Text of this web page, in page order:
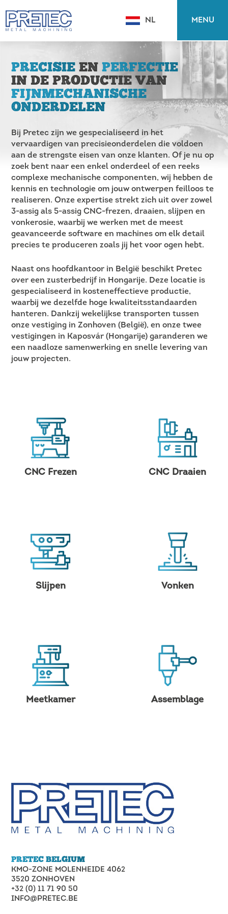
NL MENU
PRECISIE ENPERFECTIE
IN DE PRODUCTIE VAN
FIJNMECHANISCHE
ONDERDELEN
Bij Pretec zijn we gespecialiseerd in het
vervaardigen van precisieonderdelen die voldoen
aan de strengste eisen van onze klanten. Of je nu op
zoek bent naar een enkel onderdeel of een reeks
complexe mechanische componenten, wij hebben de
kennis en technologie om jouw ontwerpen feilloos te
realiseren. Onze expertise strekt zich uit over zowel
3-assig als 5-assig CNC-frezen, draaien, slijpen en
vonkerosie, waarbij we werken met de meest
geavanceerde software en machines om elk detail
precies te produceren zoals jij het voor ogen hebt.
Naast ons hoofdkantoor in België beschikt Pretec
over een zusterbedrijf in Hongarije. Deze locatie is
gespecialiseerd in kosteneffectieve productie,
waarbij we dezelfde hoge kwaliteitsstandaarden
hanteren. Dankzij wekelijkse transporten tussen
onze vestiging in Zonhoven (België), en onze twee
vestigingen in Kaposvár (Hongarije) garanderen we
een naadloze samenwerking en snelle levering van
jouw projecten.
CNC Frezen CNC Draaien
Slijpen Vonken
Meetkamer Assemblage
PRETEC BELGIUM
KMO-ZONE MOLENHEIDE 4062
3520 ZONHOVEN
+32 (0) 11 71 90 50
INFO@PRETEC.BE